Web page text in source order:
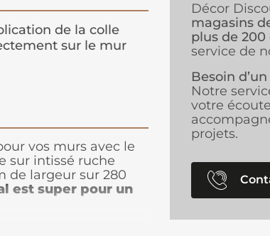
de la colle
sur le mur
vos murs avec le
sur intissé ruche
de largeur sur 280
est super pour un
contemporain.
Décor
magasins
plus de 200
service de
Besoin
Notre
votre
projets.